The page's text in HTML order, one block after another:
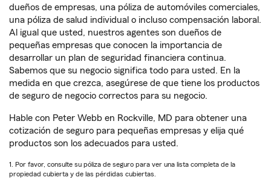
dueños de empresas, una póliza de automóviles comerciales,
una póliza de salud individual o incluso compensación laboral.
Al igual que usted, nuestros agentes son dueños de
pequeñas empresas que conocen la importancia de
desarrollar un plan de seguridad financiera continua.
Sabemos que su negocio significa todo para usted. En la
medida en que crezca, asegúrese de que tiene los productos
de seguro de negocio correctos para su negocio.
Hable con Peter Webb en Rockville, MD para obtener una
cotización de seguro para pequeñas empresas y elija qué
productos son los adecuados para usted.
1. Por favor, consulte su póliza de seguro para ver una lista completa de la
propiedad cubierta y de las pérdidas cubiertas.